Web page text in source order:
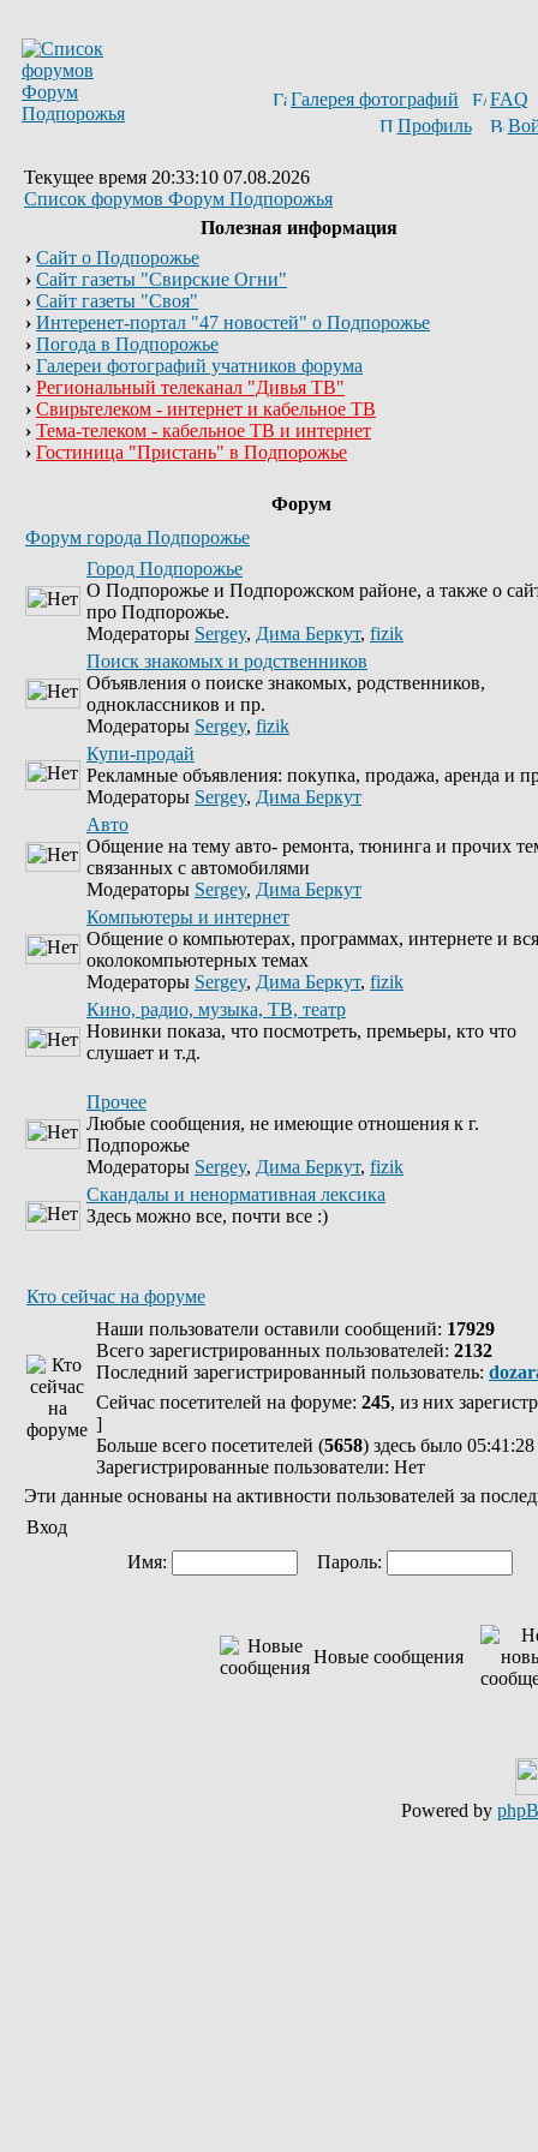
Галерея фотографий
FAQ
Профиль
Текущее время 20:33:10 07.08.2026
Список форумов Форум Подпорожья
Полезная информация
› Сайт о Подпорожье
› Сайт газеты "Свирские Огни"
› Сайт газеты "Своя"
› Интеренет-портал "47 новостей" о Подпорожье
› Погода в Подпорожье
› Галереи фотографий учатников форума
› Региональный телеканал "Дивья ТВ"
› Свирьтелеком - интернет и кабельное ТВ
› Тема-телеком - кабельное ТВ и интернет
› Гостиница "Пристань" в Подпорожье
Форум
Форум города Подпорожье
Город Подпорожье
О Подпорожье и Подпорожском районе, а также о
про Подпорожье.
Модераторы Sergey, Дима Беркут, fizik
Поиск знакомых и родственников
Объявления о поиске знакомых, родственников,
одноклассников и пр.
Модераторы Sergey, fizik
Купи-продай
Рекламные объявления: покупка, продажа, аренда и
Модераторы Sergey, Дима Беркут
Авто
Общение на тему авто- ремонта, тюнинга и прочих
связанных с автомобилями
Модераторы Sergey, Дима Беркут
Компьютеры и интернет
Общение о компьютерах, программах, интернете и
околокомпьютерных темах
Модераторы Sergey, Дима Беркут, fizik
Кино, радио, музыка, ТВ, театр
Новинки показа, что посмотреть, премьеры, кто что
слушает и т.д.
Прочее
Любые сообщения, не имеющие отношения к г.
Подпорожье
Модераторы Sergey, Дима Беркут, fizik
Скандалы и ненормативная лексика
Здесь можно все, почти все :)
Кто сейчас на форуме
Наши пользователи оставили сообщений: 17929
Всего зарегистрированных пользователей: 2132
Последний зарегистрированный пользователь:
Сейчас посетителей на форуме: 245, из них
]
Больше всего посетителей (5658) здесь было
Зарегистрированные пользователи: Нет
Эти данные основаны на активности пользователей за
Вход
Имя:
Пароль:
Новые сообщения
Powered by